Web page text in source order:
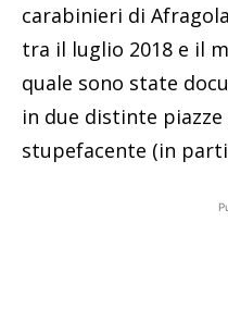
carabinieri di
tra il luglio 2018 e il
quale sono state
in due distinte
stupefacente (in